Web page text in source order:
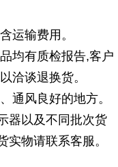
运输费用。
均有质检报告,客户
洽谈退换货。
通风良好的地方。
器以及不同批次货
物请联系客服。